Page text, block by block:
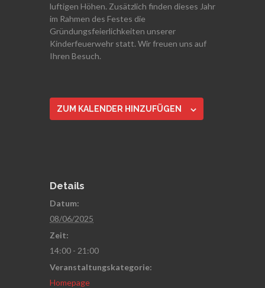
luftigen Höhen. Zusätzlich finden dieses Jahr
im Rahmen des Festes die
Gründungsfeierlichkeiten unserer
Kinderfeuerwehr statt. Wir freuen uns auf
Ihren Besuch.
ZUM KALENDER HINZUFÜGEN
Details
Datum:
08/06/2025
Zeit:
14:00 - 21:00
Veranstaltungskategorie:
Homepage